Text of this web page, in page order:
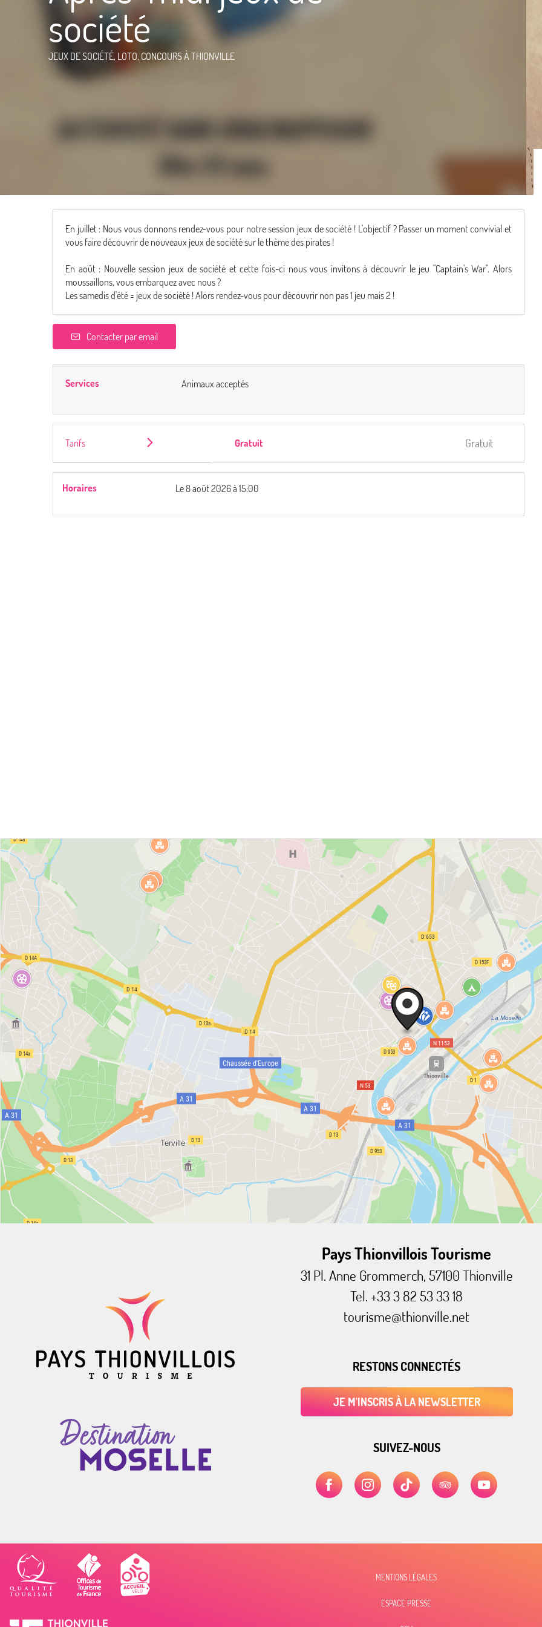
société
JEUX DE SOCIÉTÉ, LOTO, CONCOURSÀ THIONVILLE
En juillet : Nous vous donnons rendez-vous pour notre session jeux de société ! L'objectif ? Passer un moment convivial et
vous faire découvrir de nouveaux jeux de société sur le thème des pirates !
En août : Nouvelle session jeux de société et cette fois-ci nous vous invitons à découvrir le jeu "Captain's War". Alors
moussaillons, vous embarquez avec nous ?
Les samedis d'été = jeux de société ! Alors rendez-vous pour découvrir non pas 1 jeu mais 2 !
Contacter par email
Services Animaux acceptés
Tarifs Gratuit Gratuit
Horaires Le8 août 2026à 15:00
Pays Thionvillois Tourisme
31 Pl. Anne Grommerch, 57100 Thionville
Tel. +33 3 82 53 33 18
tourisme@thionville.net
RESTONS CONNECTÉS
JE M'INSCRIS À LA NEWSLETTER
SUIVEZ-NOUS
MENTIONS LÉGALES
ESPACE PRESSE